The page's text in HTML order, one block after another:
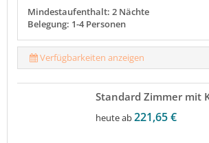
Mindestaufenthalt: 2 Nächte
Belegung: 1-4 Personen
Verfügbarkeiten anzeigen
Standard Zimmer mit
heute ab221,65 €